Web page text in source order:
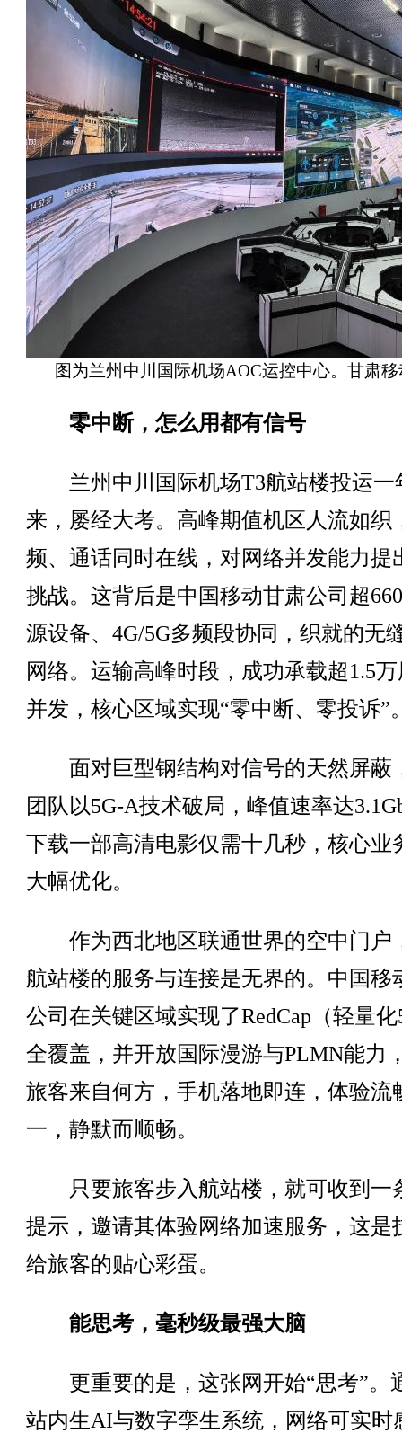
图为兰州中川国际机场AOC运控中心。甘肃
零中断，怎么用都有信号
兰州中川国际机场T3航站楼投运一
来，屡经大考。高峰期值机区人流如织
频、通话同时在线，对网络并发能力提
挑战。这背后是中国移动甘肃公司超
源设备、4G/5G多频段协同，织就的无
网络。运输高峰时段，成功承载超1.5
并发，核心区域实现“零中断、零投诉”
面对巨型钢结构对信号的天然屏蔽
团队以5G-A技术破局，峰值速率达
下载一部高清电影仅需十几秒，核心业
大幅优化。
作为西北地区联通世界的空中门户
航站楼的服务与连接是无界的。中国移
公司在关键区域实现了RedCap（轻量化
全覆盖，并开放国际漫游与PLMN能力
旅客来自何方，手机落地即连，体验流
一，静默而顺畅。
只要旅客步入航站楼，就可收到一
提示，邀请其体验网络加速服务，这是
给旅客的贴心彩蛋。
能思考，毫秒级最强大脑
更重要的是，这张网开始“思考”。
站内生AI与数字孪生系统，网络可实时